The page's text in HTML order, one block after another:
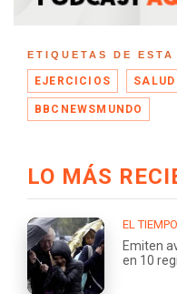
ETIQUETAS DE ESTA
EJERCICIOS SALUD
BBCNEWSMUNDO
LO MÁS
EL TIEMPO
Emiten
en 10